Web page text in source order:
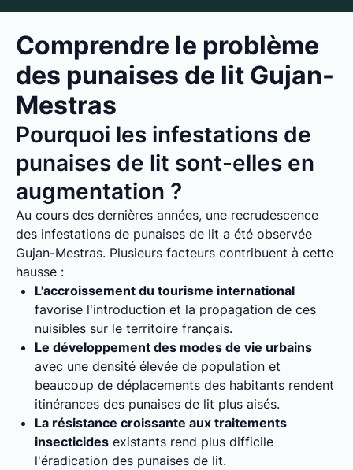
Comprendre le problème
des punaises de lit Gujan-
Mestras
Pourquoi les infestations de
punaises de lit sont-elles en
augmentation ?
Au cours des dernières années, une recrudescence
des infestations de punaises de lit a été observée
Gujan-Mestras. Plusieurs facteurs contribuent à cette
hausse :
L'accroissement du tourisme international
favorise l'introduction et la propagation de ces
nuisibles sur le territoire français.
Le développement des modes de vie urbains
avec une densité élevée de population et
beaucoup de déplacements des habitants rendent
itinérances des punaises de lit plus aisés.
La résistance croissante aux traitements
insecticides existants rend plus difficile
l'éradication des punaises de lit.